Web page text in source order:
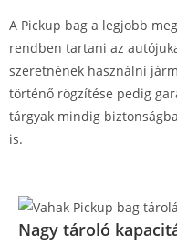
A Pickup bag a legjobb
rendben tartani az
szeretnének használni
történő rögzítése pedig
tárgyak mindig
is.
Nagy tároló